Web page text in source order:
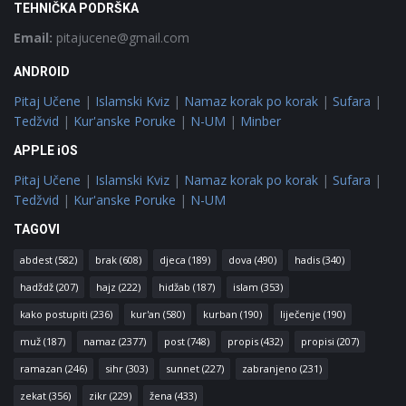
TEHNIČKA PODRŠKA
Email: pitajucene@gmail.com
ANDROID
Pitaj Učene | Islamski Kviz | Namaz korak po korak | Sufara |
Tedžvid | Kur'anske Poruke | N-UM | Minber
APPLE iOS
Pitaj Učene | Islamski Kviz | Namaz korak po korak | Sufara |
Tedžvid | Kur'anske Poruke | N-UM
TAGOVI
abdest (582) brak (608) djeca (189) dova (490) hadis (340)
hadždž (207) hajz (222) hidžab (187) islam (353)
kako postupiti (236) kur'an (580) kurban (190) liječenje (190)
muž (187) namaz (2377) post (748) propis (432) propisi (207)
ramazan (246) sihr (303) sunnet (227) zabranjeno (231)
zekat (356) zikr (229) žena (433)